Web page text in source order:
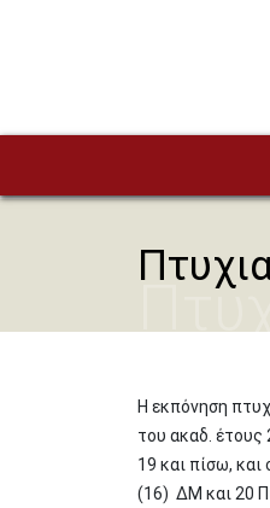
Η εκπόνηση
του ακαδ. έτους
19 και πίσω,
(16) ΔΜ και 20